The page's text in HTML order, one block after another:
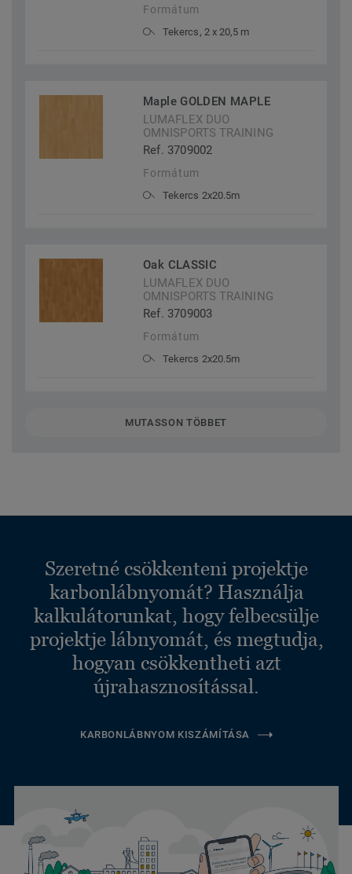
Formátum
Tekercs, 2 x 20,5 m
Maple GOLDEN MAPLE
LUMAFLEX DUO
OMNISPORTS TRAINING
Ref. 3709002
Formátum
Tekercs 2x20.5m
Oak CLASSIC
LUMAFLEX DUO
OMNISPORTS TRAINING
Ref. 3709003
Formátum
Tekercs 2x20.5m
MUTASSON TÖBBET
Szeretné csökkenteni projektje
karbonlábnyomát? Használja
kalkulátorunkat, hogy felbecsülje
projektje lábnyomát, és megtudja,
hogyan csökkentheti azt
újrahasznosítással.
KARBONLÁBNYOM KISZÁMÍTÁSA